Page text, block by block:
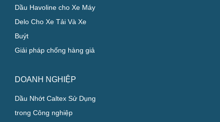
Dầu Havoline cho Xe Máy
Delo Cho Xe Tải Và Xe
Buýt
Giải pháp chống hàng giả
DOANH NGHIỆP
Dầu Nhớt Caltex Sử Dụng
trong Công nghiệp